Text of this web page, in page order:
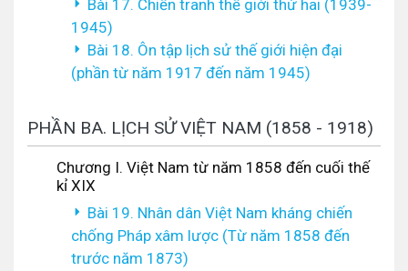
Bài 17. Chiến tranh thế giới thứ hai (1939-
1945)
Bài 18. Ôn tập lịch sử thế giới hiện đại
(phần từ năm 1917 đến năm 1945)
PHẦN BA. LỊCH SỬ VIỆT NAM (1858 - 1918)
Chương I. Việt Nam từ năm 1858 đến cuối thế
kỉ XIX
Bài 19. Nhân dân Việt Nam kháng chiến
chống Pháp xâm lược (Từ năm 1858 đến
trước năm 1873)